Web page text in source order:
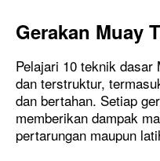
Gerakan Muay
Pelajari 10 teknik dasar
dan terstruktur,
dan bertahan. Setiap
memberikan dampak
pertarungan maupun